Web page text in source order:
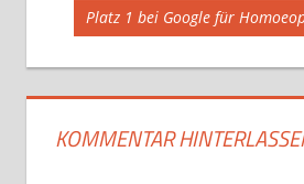
Nächster
Beitrag:
Platz 1 bei Google für
KOMMENTAR